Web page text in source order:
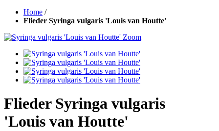
Home /
Flieder Syringa vulgaris 'Louis van Houtte'
Zoom
Flieder Syringa vulgaris
'Louis van Houtte'